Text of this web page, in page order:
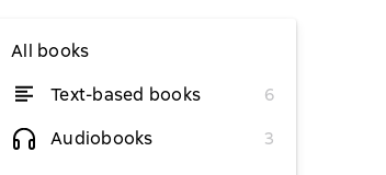
All books
Text-based books
6
Audiobooks
3
from $4.04